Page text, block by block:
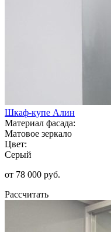
Шкаф-купе Алин
Материал фасада:
Матовое зеркало
Цвет:
Серый
от 78 000 руб.
Рассчитать